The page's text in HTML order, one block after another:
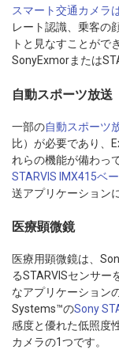
スマート交通カメラ
レート認識、乗客の
トと見なすことがで
SonyExmorまたは
自動スポーツ放送
一部の自動スポーツ
比）が必要であり、
れらの機能が備わっ
STARVIS IMX415ベ
送アプリケーション
医療顕微鏡
医療用顕微鏡は、
るSTARVISセンサー
なアプリケーション
Systems™のSony
感度と優れた低照度
カメラの1つです。